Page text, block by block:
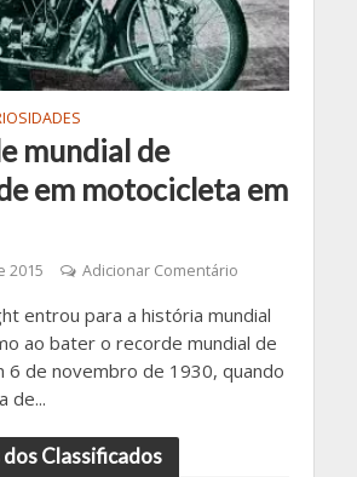
mundial de
em motocicleta em
2015 Adicionar Comentário
entrou para a história mundial
ao bater o recorde mundial de
6 de novembro de 1930, quando
de...
Classificados